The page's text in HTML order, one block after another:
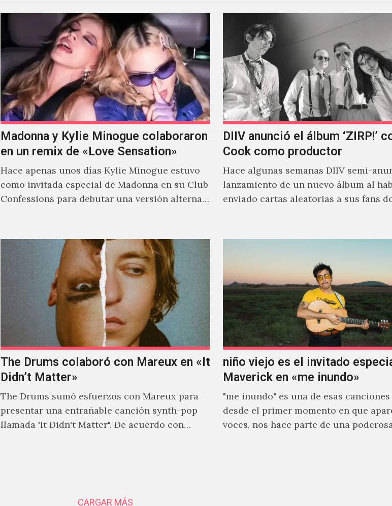
Madonna y Kylie Minogue colaboraron
en un remix de «Love Sensation»
Hace apenas unos días Kylie Minogue estuvo
como invitada especial de Madonna en su Club
Confessions para debutar una versión alterna
DIIV anunció el álbum ‘ZIRP!’
Cook como productor
Hace algunas semanas DIIV semi-
lanzamiento de un nuevo álbum al
enviado cartas aleatorias a sus fans
The Drums colaboró con Mareux en «It
Didn’t Matter»
The Drums sumó esfuerzos con Mareux para
presentar una entrañable canción synth-pop
llamada 'It Didn't Matter". De acuerdo con
niño viejo es el invitado
Maverick en «me inundo»
"me inundo" es una de esas canciones
desde el primer momento en que
voces, nos hace parte de una
CARGAR MÁS